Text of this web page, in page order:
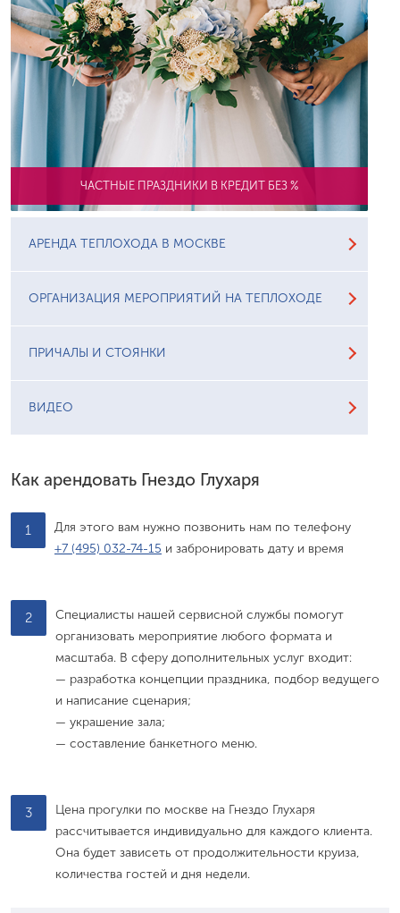
ЧАСТНЫЕ ПРАЗДНИКИ В КРЕДИТ БЕЗ %
АРЕНДА ТЕПЛОХОДА В МОСКВЕ
ОРГАНИЗАЦИЯ МЕРОПРИЯТИЙ НА ТЕПЛОХОДЕ
ПРИЧАЛЫ И СТОЯНКИ
ВИДЕО
Как арендовать Гнездо Глухаря
1
Для этого вам нужно позвонить нам по телефону
+7 (495) 032-74-15 и забронировать дату и время
2
Специалисты нашей сервисной службы помогут
организовать мероприятие любого формата и
масштаба. В сферу дополнительных услуг входит:
— разработка концепции праздника, подбор ведущего
и написание сценария;
— украшение зала;
— составление банкетного меню.
3
Цена прогулки по москве на Гнездо Глухаря
рассчитывается индивидуально для каждого клиента.
Она будет зависеть от продолжительности круиза,
количества гостей и дня недели.